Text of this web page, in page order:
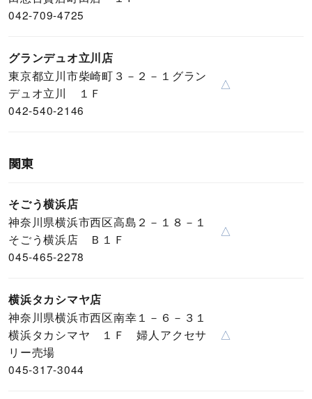
042-709-4725
グランデュオ立川店
東京都立川市柴崎町３－２－１グラン
デュオ立川 １Ｆ
042-540-2146
△
関東
そごう横浜店
神奈川県横浜市西区高島２－１８－１
そごう横浜店 Ｂ１Ｆ
045-465-2278
△
横浜タカシマヤ店
神奈川県横浜市西区南幸１－６－３１
横浜タカシマヤ １Ｆ 婦人アクセサ
リー売場
045-317-3044
△